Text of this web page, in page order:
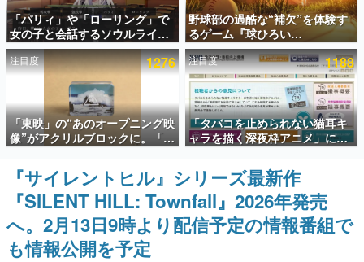
アプリセール情報
インタビュー
連載・特集一覧
殿堂入り記事
SNS拡散数が数千以上！ ページビュー数万以上！ などな
ど。多くの人々に読まれた、電ファミ渾身の“殿堂入り”記
事をまとめました。
ゲームの企画書
名作ゲームクリエイターの方々に製作時のエピソードをお
聞きし、ヒットする企画（ゲーム）とは何か？を探ってい
赫本
この物語を解いてはいけない。『赫本』は、〈試験問題〉
「パリィ」や「ローリング」で
女の子と会話するソウルライク
恋愛ゲーム『小早川さんはソウ
ルライク』無料公開。返事に失
敗すると「YOU DIED」
野球部の過酷な“補欠”を体験す
るゲーム『球ひろい
Simulator』が「1件」のウィッ
シュリストをもとにチェコ語に
対応しSNSで話題に。『キング
ダム・カム』開発元やチェコの
プロ野球選手から称賛の声
注目度 1276
「東映」の“あのオープニング映
像”がアクリルブロックに。「東
映ヒストリカル グッズコレクシ
ョン」が8月下旬より発売
注目度 1188
「タバコを止められない猫耳キ
ャラを描く深夜枠アニメ」に視
聴者の一部から批判意見。違法
薬物の使用と思しき描写も含め
て、BPOが議論を交わす
『サイレントヒル』シリーズ最新作
『SILENT HILL: Townfall』2026年発売
へ。2月13日9時より配信予定の情報番組で
も情報公開を予定